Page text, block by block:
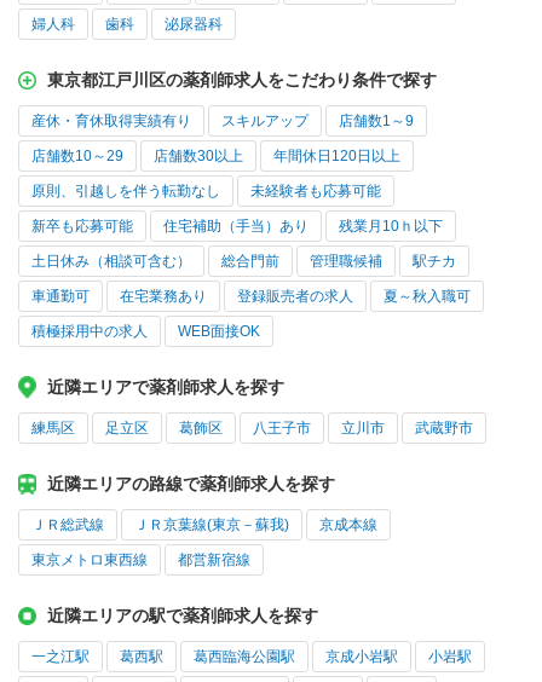
婦人科 歯科 泌尿器科
東京都江戸川区の薬剤師求人をこだわり条件で探す
産休・育休取得実績有り スキルアップ 店舗数1～9
店舗数10～29 店舗数30以上 年間休日120日以上
原則、引越しを伴う転勤なし 未経験者も応募可能
新卒も応募可能 住宅補助（手当）あり 残業月10ｈ以下
土日休み（相談可含む） 総合門前 管理職候補 駅チカ
車通勤可 在宅業務あり 登録販売者の求人 夏～秋入職可
積極採用中の求人 WEB面接OK
近隣エリアで薬剤師求人を探す
練馬区 足立区 葛飾区 八王子市 立川市 武蔵野市
近隣エリアの路線で薬剤師求人を探す
ＪＲ総武線 ＪＲ京葉線(東京－蘇我) 京成本線
東京メトロ東西線 都営新宿線
近隣エリアの駅で薬剤師求人を探す
一之江駅 葛西駅 葛西臨海公園駅 京成小岩駅 小岩駅